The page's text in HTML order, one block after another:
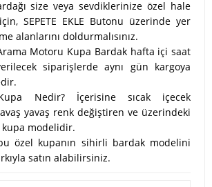
size veya sevdiklerinize özel hale
SEPETE EKLE Butonu üzerinde yer
alanlarını doldurmalısınız.
Motoru Kupa Bardak hafta içi saat
siparişlerde aynı gün kargoya
Nedir? İçerisine sıcak içecek
yavaş renk değiştiren ve üzerindeki
kupa modelidir.
özel kupanın sihirli bardak modelini
satın alabilirsiniz.